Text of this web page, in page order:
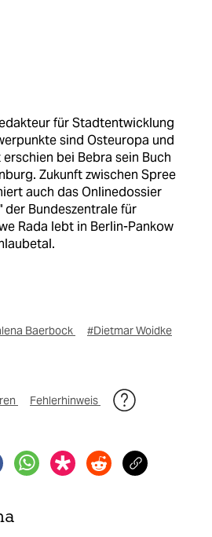
für Stadtentwicklung
sind Osteuropa und
bei Bebra sein Buch
Zukunft zwischen Spree
auch das Onlinedossier
der Bundeszentrale für
Rada lebt in Berlin-Pankow
Baerbock
#Dietmar Woidke
Fehlerhinweis